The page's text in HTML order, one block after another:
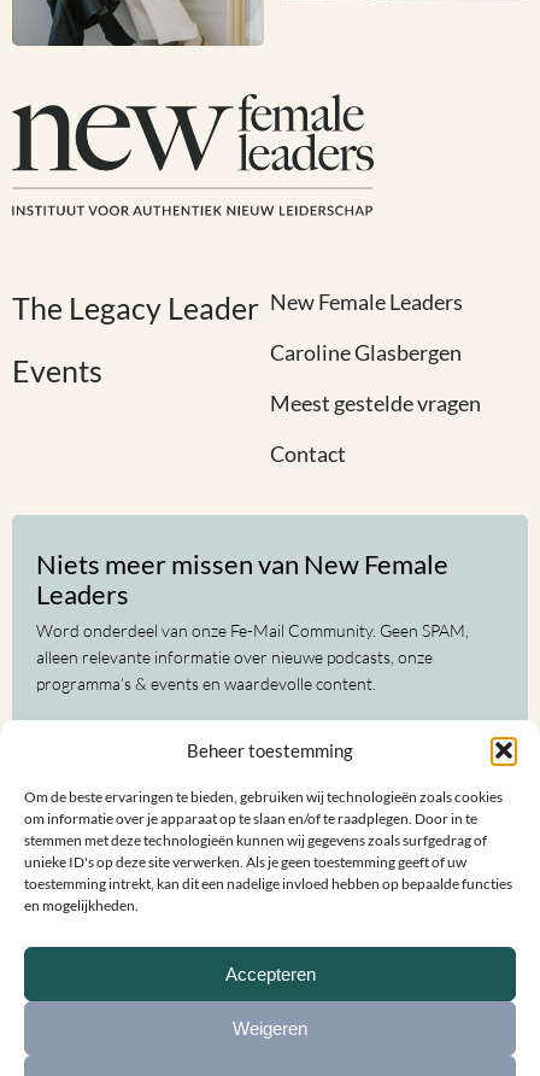
Beheer toestemming
Om de beste ervaringen te bieden, gebruiken wij technologieën zoals cookies
om informatie over je apparaat op te slaan en/of te raadplegen. Door in te
stemmen met deze technologieën kunnen wij gegevens zoals surfgedrag of
unieke ID's op deze site verwerken. Als je geen toestemming geeft of uw
toestemming intrekt, kan dit een nadelige invloed hebben op bepaalde functies
en mogelijkheden.
Accepteren
Weigeren
The Legacy Leader
Events
New Female Leaders
Caroline Glasbergen
Meest gestelde vragen
Contact
Niets meer missen van New Female
Leaders
Word onderdeel van onze Fe-Mail Community. Geen SPAM,
alleen relevante informatie over nieuwe podcasts, onze
programma’s & events en waardevolle content.
(Vereist)
E-
mailadres
(Vereist)